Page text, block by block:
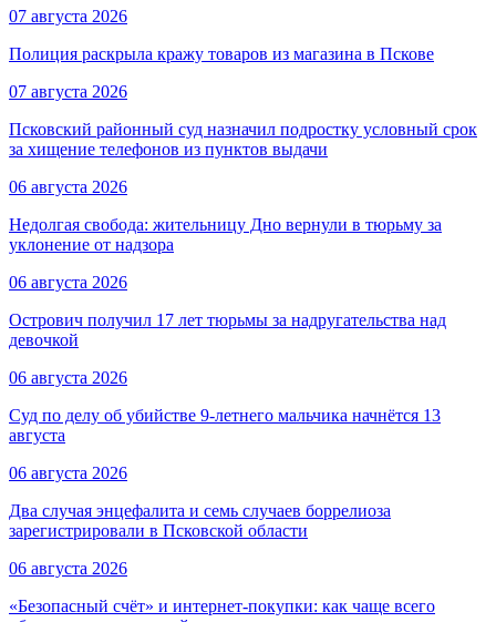
07 августа 2026
Полиция раскрыла кражу товаров из магазина в Пскове
07 августа 2026
Псковский районный суд назначил подростку условный срок
за хищение телефонов из пунктов выдачи
06 августа 2026
Недолгая свобода: жительницу Дно вернули в тюрьму за
уклонение от надзора
06 августа 2026
Острович получил 17 лет тюрьмы за надругательства над
девочкой
06 августа 2026
Суд по делу об убийстве 9-летнего мальчика начнётся 13
августа
06 августа 2026
Два случая энцефалита и семь случаев боррелиоза
зарегистрировали в Псковской области
06 августа 2026
«Безопасный счёт» и интернет-покупки: как чаще всего